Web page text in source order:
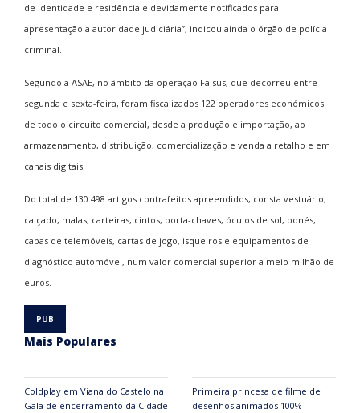
de identidade e residência e devidamente notificados para
apresentação a autoridade judiciária”, indicou ainda o órgão de polícia
criminal.
Segundo a ASAE, no âmbito da operação Falsus, que decorreu entre
segunda e sexta-feira, foram fiscalizados 122 operadores económicos
de todo o circuito comercial, desde a produção e importação, ao
armazenamento, distribuição, comercialização e venda a retalho e em
canais digitais.
Do total de 130.498 artigos contrafeitos apreendidos, consta vestuário,
calçado, malas, carteiras, cintos, porta-chaves, óculos de sol, bonés,
capas de telemóveis, cartas de jogo, isqueiros e equipamentos de
diagnóstico automóvel, num valor comercial superior a meio milhão de
euros.
Mais Populares
Coldplay em Viana do Castelo na
Gala de encerramento da Cidade
Primeira princesa de filme de
desenhos animados 100%